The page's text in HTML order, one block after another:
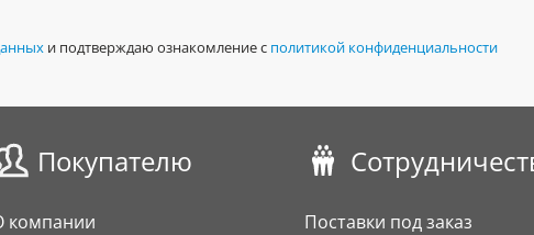
и подтверждаю ознакомление с политикой конфиденциальности
Покупателю
компании
Поставки под заказ